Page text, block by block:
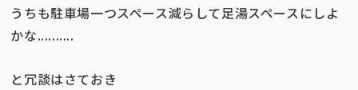
うちも駐車場一つスペース減らして足湯スペースにしよ
かな..........
と冗談はさておき